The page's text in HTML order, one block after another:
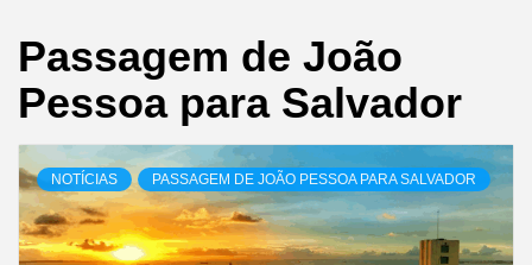
Passagem de João
Pessoa para Salvador
NOTÍCIAS PASSAGEM DE JOÃO PESSOA PARA SALVADOR